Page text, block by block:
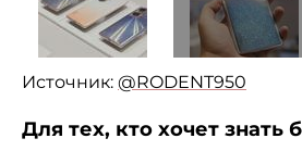
Источник: @RODENT950
Для тех, кто хочет знать